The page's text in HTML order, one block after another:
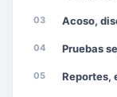
03 Acoso,
04 Pruebas
05 Reportes,